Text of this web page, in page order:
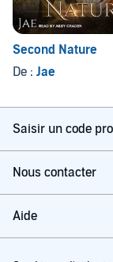
Second Nature
De : Jae
Saisir un code
Nous contacter
Aide